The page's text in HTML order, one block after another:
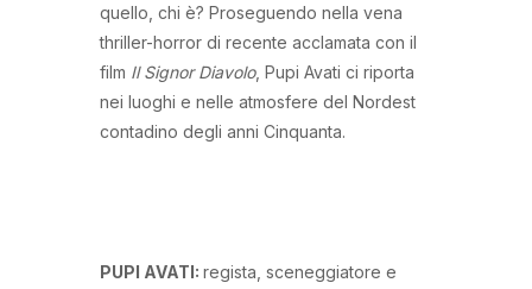
quello, chi è? Proseguendo nella vena
thriller-horror di recente acclamata con il
film Il Signor Diavolo, Pupi Avati ci riporta
nei luoghi e nelle atmosfere del Nordest
contadino degli anni Cinquanta.
PUPI AVATI: regista, sceneggiatore e